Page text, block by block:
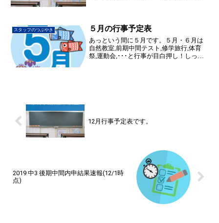
息継ぎも苦しくなく楽に泳げ...
スタッフのつぶやき ５月の行事予定表
あっという間に５月です。５月・６月は
自然教室,前期中間テスト,修学旅行,体育
祭,運動会,･･･と行事が目白押し！しっか
12月行事予定表です。
2019 中3 後期中間内申結果速報(12/1時
点)